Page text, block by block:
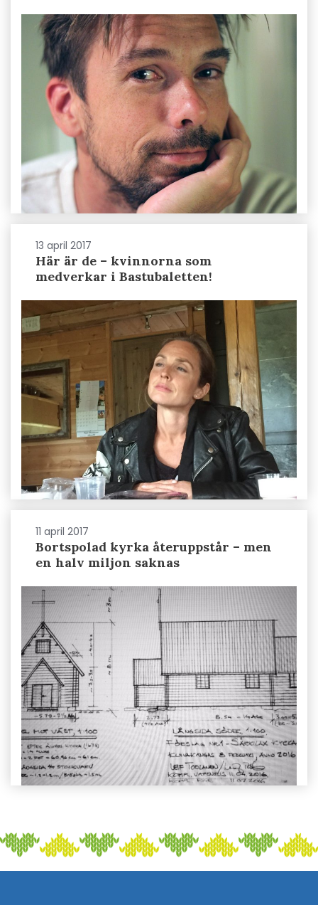
13 april 2017
Här är de – kvinnorna som
medverkar i Bastubaletten!
11 april 2017
Bortspolad kyrka återuppstår – men
en halv miljon saknas